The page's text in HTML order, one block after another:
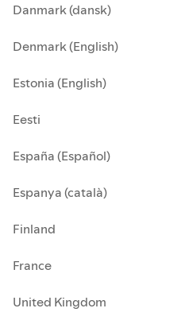
Danmark (dansk)
Denmark (English)
Estonia (English)
Eesti
España (Español)
Espanya (català)
Finland
France
United Kingdom